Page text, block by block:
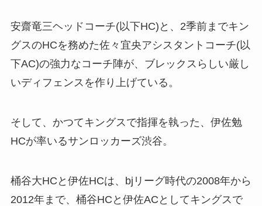
安齋竜三ヘッドコーチ(以下HC)と、2季前までキン
グスのHCを務めた佐々宜央アシスタントコーチ(以
下AC)の強力なコーチ陣が、ブレックスらしい厳し
いディフェンスを作り上げている。
そして、かつてキングスで指揮を執った、伊佐勉
HCが率いるサンロッカーズ渋谷。
桶谷大HCと伊佐HCは、bjリーグ時代の2008年から
2012年まで、桶谷HCと伊佐ACとしてキングスで